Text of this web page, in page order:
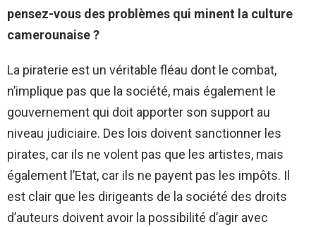
pensez-vous des problèmes qui minent la culture
camerounaise ?
La piraterie est un véritable fléau dont le combat,
n’implique pas que la société, mais également le
gouvernement qui doit apporter son support au
niveau judiciaire. Des lois doivent sanctionner les
pirates, car ils ne volent pas que les artistes, mais
également l’Etat, car ils ne payent pas les impôts. Il
est clair que les dirigeants de la société des droits
d’auteurs doivent avoir la possibilité d’agir avec